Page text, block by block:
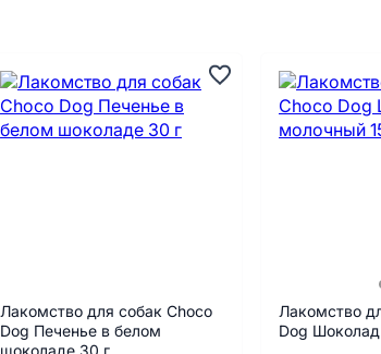
Лакомство для собак Choco
Dog Печенье в белом
Лакомство
Dog